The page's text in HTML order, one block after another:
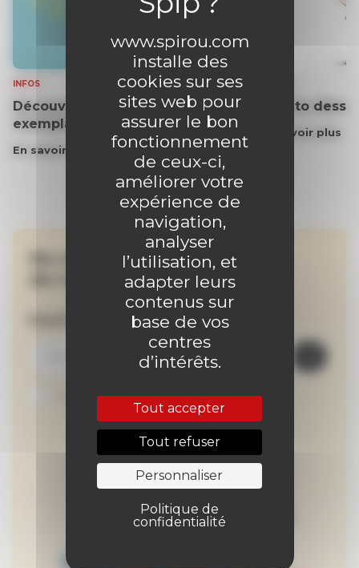
www.spirou.com
installe des
cookies sur ses
sites web pour
assurer le bon
fonctionnement
de ceux-ci,
améliorer votre
expérience de
navigation,
analyser
l’utilisation, et
adapter leurs
contenus sur
base de vos
centres
d’intérêts.
Tout accepter
Tout refuser
Personnaliser
Politique de
confidentialité
INFOS
Découvrez gratuitement un
exemplaire du journal !
En savoir plus
Le tuto
En savoir plus
Ne manquez aucune
de nos actualités !
Inscrivez-vous à la newsletter
Je suis abonné au site